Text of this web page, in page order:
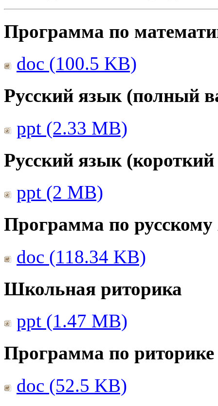
Программа по
doc (100.5 KB)
Русский язык (полный
ppt (2.33 MB)
Русский язык
ppt (2 MB)
Программа по русскому
doc (118.34 KB)
Школьная риторика
ppt (1.47 MB)
Программа по риторике
doc (52.5 KB)